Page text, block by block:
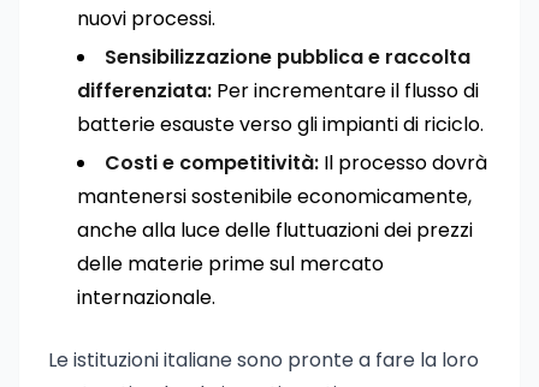
nuovi processi.
Sensibilizzazione pubblica e raccolta
differenziata: Per incrementare il flusso di
batterie esauste verso gli impianti di riciclo.
Costi e competitività: Il processo dovrà
mantenersi sostenibile economicamente,
anche alla luce delle fluttuazioni dei prezzi
delle materie prime sul mercato
internazionale.
Le istituzioni italiane sono pronte a fare la loro